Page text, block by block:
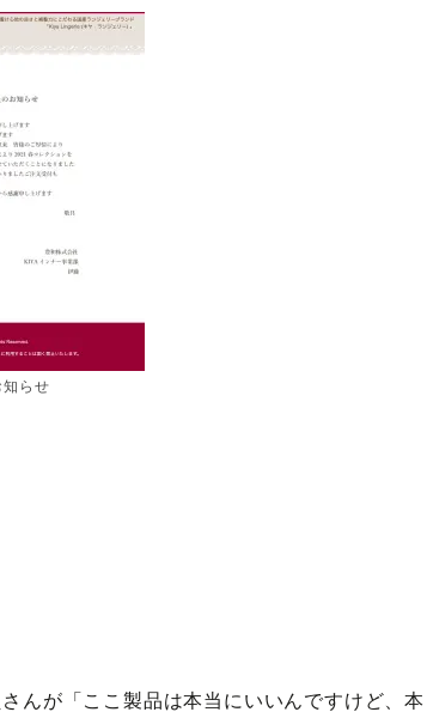
らせ
んが「ここ製品は本当にいいんですけど、本